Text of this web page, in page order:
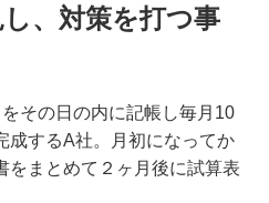
、対策を打つ事
その日の内に記帳し毎月10
成するA社。月初になってか
をまとめて２ヶ月後に試算表